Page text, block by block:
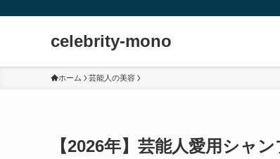
celebrity-mono
ホーム 芸能人の美容
【2026年】芸能人愛用シャ